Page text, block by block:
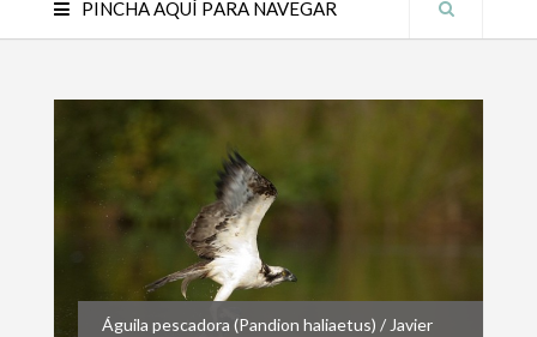
PINCHA AQUÍ PARA NAVEGAR
Águila pescadora (Pandion haliaetus) / Javier